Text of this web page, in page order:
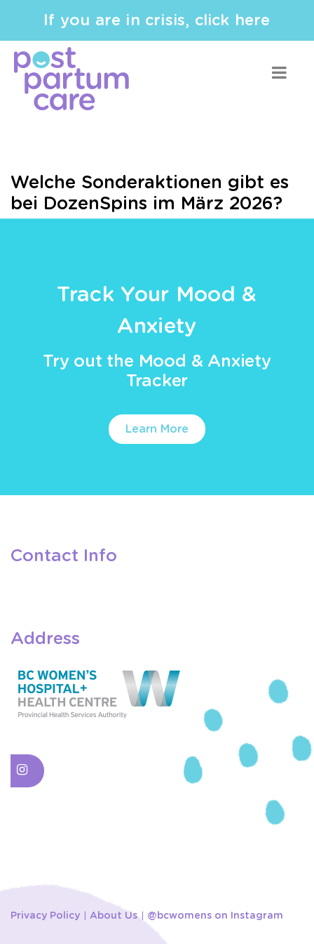
If you are in crisis, click here
Welche Sonderaktionen gibt es
bei DozenSpins im März 2026?
Track Your Mood &
Anxiety
Try out the Mood & Anxiety
Tracker
Learn More
Contact Info
Address
Privacy Policy About Us @bcwomens on Instagram